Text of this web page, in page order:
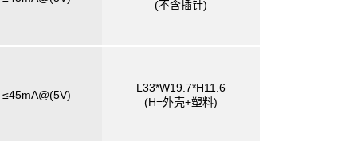
(不含插针)
≤45mA@(5V)
L33*W19.7*H11.6
(H=外壳+塑料)